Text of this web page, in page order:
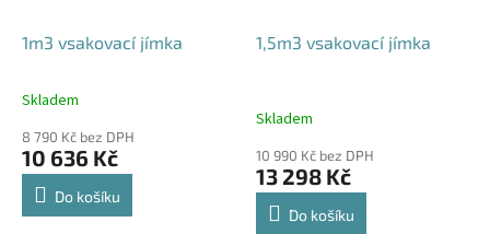
1m3 vsakovací jímka
Průměrné
produktu
je
4,4
Skladem
8 790 Kč bez DPH
10 636 Kč
Do košíku
1,5m3 vsakovací jímka
Skladem
10 990 Kč bez DPH
13 298 Kč
Do košíku